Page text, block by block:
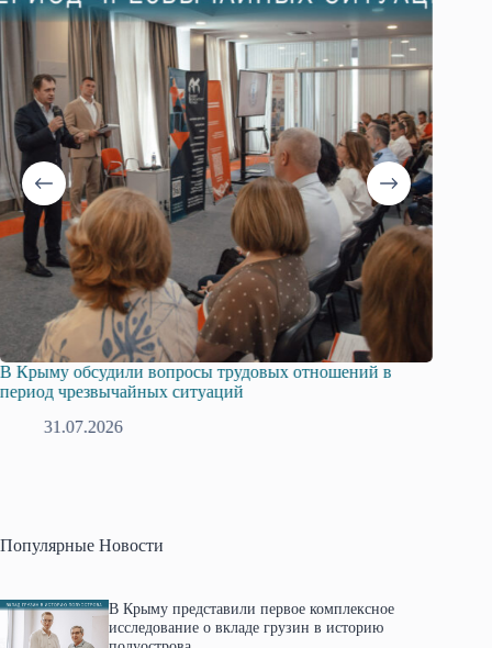
В Крыму обсудили вопросы трудовых отношений в
период чрезвычайных ситуаций
31.07.2026
Популярные Новости
В Крыму представили первое комплексное
исследование о вкладе грузин в историю